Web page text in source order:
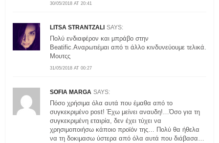
30/05/2018 AT 20:41
LITSA STRANTZALI SAYS:
31/05/2018 AT 00:27
Πολύ ενδιαφέρον και μπράβο στην
Beatific.Αναρωτιέμαι από τι άλλο κινδυνεύουμε τελικά.
Μουτςς
SOFIA MARGA SAYS:
Πόσο χρήσιμα όλα αυτά που έμαθα από το
συγκεκριμένο post! Έχω μείνει αναυδη!…Όσο για τη
συγκεκριμένη εταιρία, δεν έχει τύχει να
χρησιμοποιήσω κάποιο προϊόν της… Πολύ θα ήθελα
να τη δοκιμασω ύστερα από όλα αυτά που διάβασα…